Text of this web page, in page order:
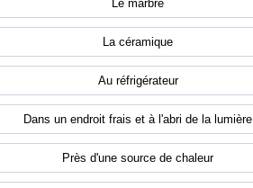
Le marbre
La céramique
Au réfrigérateur
Dans un endroit frais et à l'abri de la lumière
Près d'une source de chaleur